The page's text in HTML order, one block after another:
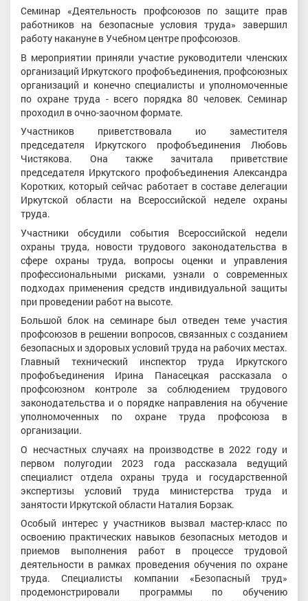
Семинар «Деятельность профсоюзов по защите прав
работников на безопасные условия труда» завершил
работу накануне в Учебном центре профсоюзов.
В мероприятии приняли участие руководители членских
организаций Иркутского профобъединения, профсоюзных
организаций и конечно специалисты и уполномоченные
по охране труда - всего порядка 80 человек. Семинар
проходил в очно-заочном формате.
Участников приветствовала ио заместителя
председателя Иркутского профобъединения Любовь
Чистякова. Она также зачитала приветствие
председателя Иркутского профобъединения Александра
Коротких, который сейчас работает в составе делегации
Иркутской области на Всероссийской неделе охраны
труда.
Участники обсудили события Всероссийской недели
охраны труда, новости трудового законодательства в
сфере охраны труда, вопросы оценки и управления
профессиональными рисками, узнали о современных
подходах применения средств индивидуальной защиты
при проведении работ на высоте.
Большой блок на семинаре был отведен теме участия
профсоюзов в решении вопросов, связанных с созданием
безопасных и здоровых условий труда на рабочих местах.
Главный технический инспектор труда Иркутского
профобъединения Ирина Панасецкая рассказала о
профсоюзном контроле за соблюдением трудового
законодательства и о порядке направления на обучение
уполномоченных по охране труда профсоюза в
организации.
О несчастных случаях на производстве в 2022 году и
первом полугодии 2023 года рассказала ведущий
специалист отдела охраны труда и государственной
экспертизы условий труда министерства труда и
занятости Иркутской области Наталия Борзак.
Особый интерес у участников вызвал мастер-класс по
освоению практических навыков безопасных методов и
приемов выполнения работ в процессе трудовой
деятельности в рамках проведения обучения по охране
труда. Специалисты компании «Безопасный труд»
продемонстрировали программы по обучению